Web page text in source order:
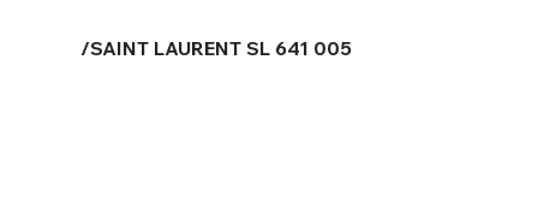
/SAINT LAURENT SL 641 005